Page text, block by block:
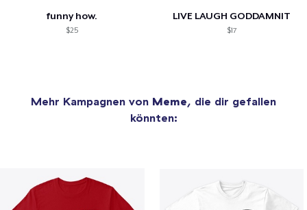
funny how.
$25
LIVE LAUGH GODDAMNIT
$17
Mehr Kampagnen von Meme, die dir gefallen
könnten: